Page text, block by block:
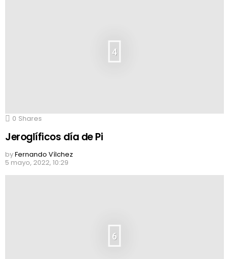
4
0 Shares
Jeroglíficos día de Pi
byFernando Vílchez
5 mayo, 2022, 10:29
6